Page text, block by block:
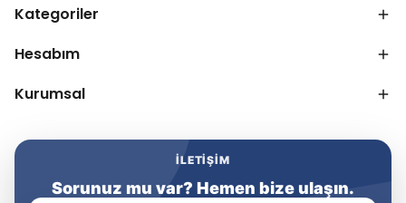
Kategoriler
Hesabım
Kurumsal
İLETIŞIM
Sorunuz mu var? Hemen bize ulaşın.